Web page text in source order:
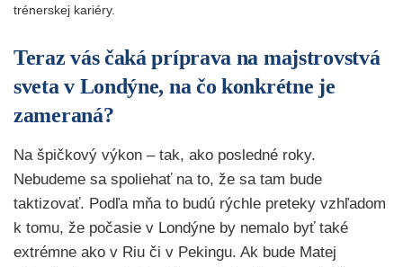
trénerskej kariéry.
Teraz vás čaká príprava na majstrovstvá
sveta v Londýne, na čo konkrétne je
zameraná?
Na špičkový výkon – tak, ako posledné roky.
Nebudeme sa spoliehať na to, že sa tam bude
taktizovať. Podľa mňa to budú rýchle preteky vzhľadom
k tomu, že počasie v Londýne by nemalo byť také
extrémne ako v Riu či v Pekingu. Ak bude Matej